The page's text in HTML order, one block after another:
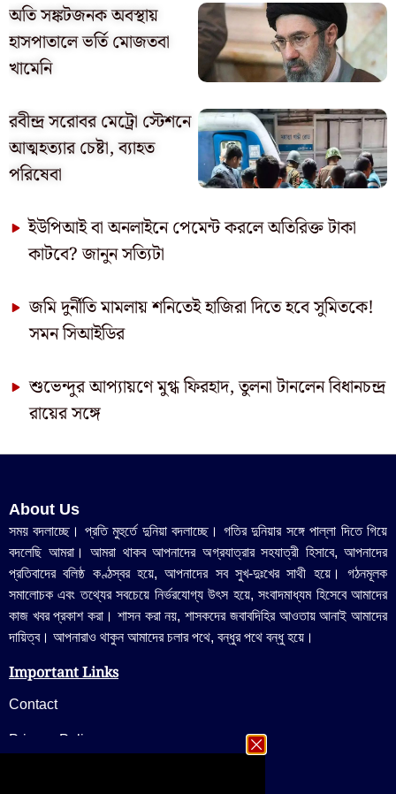
অতি সঙ্কটজনক অবস্থায়
হাসপাতালে ভর্তি মোজতবা
খামেনি
রবীন্দ্র সরোবর মেট্রো স্টেশনে
আত্মহত্যার চেষ্টা, ব্যাহত
পরিষেবা
ইউপিআই বা অনলাইনে পেমেন্ট করলে অতিরিক্ত টাকা
কাটবে? জানুন সত্যিটা
জমি দুর্নীতি মামলায় শনিতেই হাজিরা দিতে হবে সুমিতকে!
সমন সিআইডির
শুভেন্দুর আপ্যায়ণে মুগ্ধ ফিরহাদ, তুলনা টানলেন বিধানচন্দ্র
রায়ের সঙ্গে
About Us
সময় বদলাচ্ছে। প্রতি মুহুর্তে দুনিয়া বদলাচ্ছে। গতির দুনিয়ার সঙ্গে পাল্লা দিতে গিয়ে
বদলেছি আমরা। আমরা থাকব আপনাদের অগ্রযাত্রার সহযাত্রী হিসাবে, আপনাদের
প্রতিবাদের বলিষ্ঠ কণ্ঠস্বর হয়ে, আপনাদের সব সুখ-দুঃখের সাথী হয়ে। গঠনমূলক
সমালোচক এবং তথ্যের সবচেয়ে নির্ভরযোগ্য উ‍ৎস হয়ে, সংবাদমাধ্যম হিসেবে আমাদের
কাজ খবর প্রকাশ করা। শাসন করা নয়, শাসকদের জবাবদিহির আওতায় আনাই আমাদের
দায়িত্ব। আপনারাও থাকুন আমাদের চলার পথে, বন্ধুর পথে বন্ধু হয়ে।
Important Links
Contact
Privacy Policy